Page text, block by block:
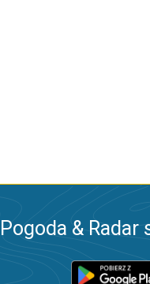
Pogoda &